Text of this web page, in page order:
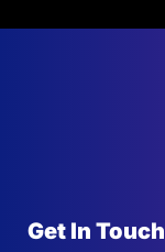
Get In Touch